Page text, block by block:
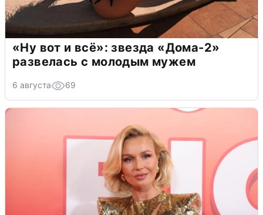
«Ну вот и всё»: звезда «Дома-2»
развелась с молодым мужем
6 августа 69